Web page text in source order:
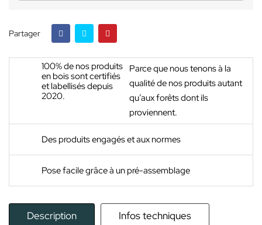
Partager
100% de nos produits
en bois sont certifiés
et labellisés depuis
2020.
Parce que nous tenons à la
qualité de nos produits autant
qu’aux forêts dont ils
proviennent.
Des produits engagés et aux normes
Pose facile grâce à un pré-assemblage
Description Infos techniques